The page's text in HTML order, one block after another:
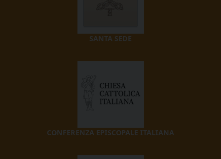
SANTA SEDE
CONFERENZA EPISCOPALE ITALIANA